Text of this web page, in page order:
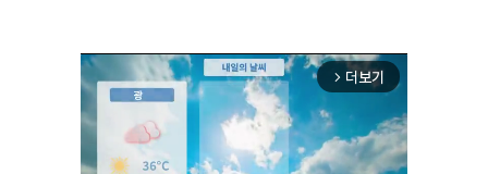
arrow_forward_ios 더보기